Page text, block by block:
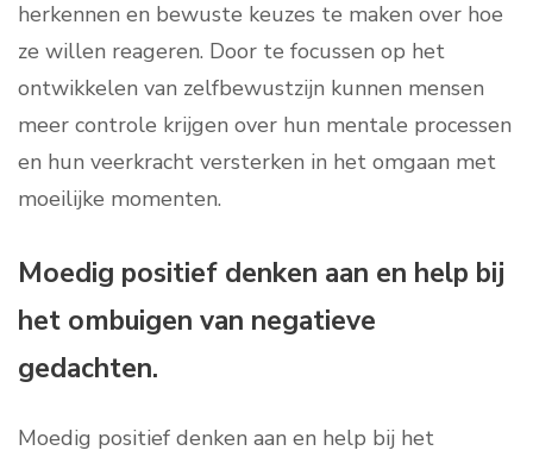
herkennen en bewuste keuzes te maken over hoe
ze willen reageren. Door te focussen op het
ontwikkelen van zelfbewustzijn kunnen mensen
meer controle krijgen over hun mentale processen
en hun veerkracht versterken in het omgaan met
moeilijke momenten.
Moedig positief denken aan en help bij
het ombuigen van negatieve
gedachten.
Moedig positief denken aan en help bij het